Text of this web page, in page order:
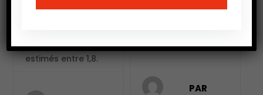
consommation,
estimés entre 1,8.
céréale en Afrique.
PAR